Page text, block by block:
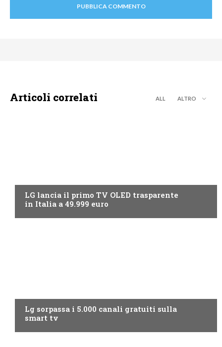
Articoli correlati ALL ALTRO
LG lancia il primo TV OLED trasparente
in Italia a 49.999 euro
Lg sorpassa i 5.000 canali gratuiti sulla
smart tv